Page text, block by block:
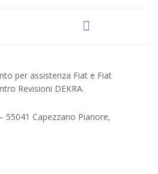
per assistenza Fiat e Fiat
Revisioni DEKRA.
55041 Capezzano Pianore,